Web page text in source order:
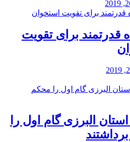
قدرتمند برای تقویت
استان البرزی گام اول را